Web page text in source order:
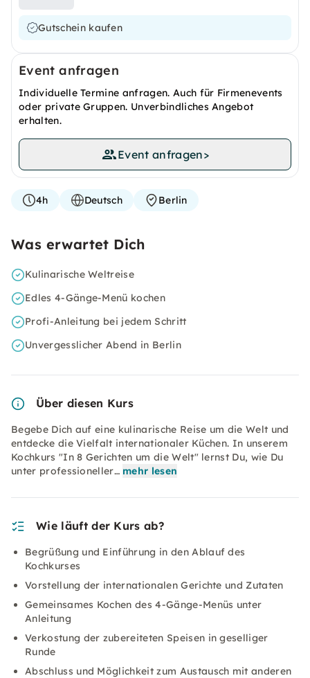
Gutschein kaufen
Event anfragen
Individuelle Termine anfragen. Auch für Firmenevents
oder private Gruppen. Unverbindliches Angebot
erhalten.
Event anfragen>
4h Deutsch Berlin
Was erwartet Dich
Kulinarische Weltreise
Edles 4-Gänge-Menü kochen
Profi-Anleitung bei jedem Schritt
Unvergesslicher Abend in Berlin
Über diesen Kurs
Begebe Dich auf eine kulinarische Reise um die Welt und
entdecke die Vielfalt internationaler Küchen. In unserem
Kochkurs "In 8 Gerichten um die Welt" lernst Du, wie Du
unter professioneller… mehr lesen
Wie läuft der Kurs ab?
Begrüßung und Einführung in den Ablauf des
Kochkurses​
Vorstellung der internationalen Gerichte und Zutaten​
Gemeinsames Kochen des 4-Gänge-Menüs unter
Anleitung​
Verkostung der zubereiteten Speisen in geselliger
Runde​
Abschluss und Möglichkeit zum Austausch mit anderen